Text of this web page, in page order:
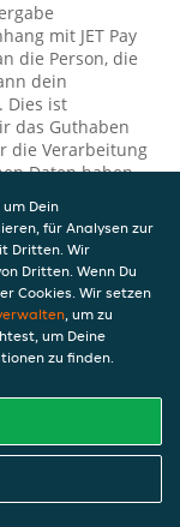
mit JET Pay
die Person, die
dein
Dies ist
das Guthaben
die Verarbeitung
Daten haben.
in Bezug auf
Daten haben,
auch über
Erklärung
Daten sehr ernst
um
Verlust,
der Meinung
nicht
Dein
für Analysen zur
Dritten. Wir
Dritten. Wenn Du
Cookies. Wir setzen
, um zu
um Deine
zu finden.